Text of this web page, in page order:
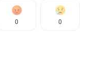
0 0